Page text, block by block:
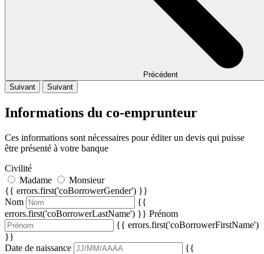
Précédent
Suivant
Suivant
Informations du co-emprunteur
Ces informations sont nécessaires pour éditer un devis qui puisse
être présenté à votre banque
Civilité
Madame
Monsieur
{{ errors.first('coBorrowerGender') }}
Nom
{{
errors.first('coBorrowerLastName') }} Prénom
{{ errors.first('coBorrowerFirstName')
}}
Date de naissance
{{